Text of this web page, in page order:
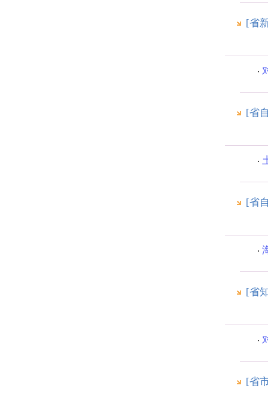
[省
[省
[省
[省
[省